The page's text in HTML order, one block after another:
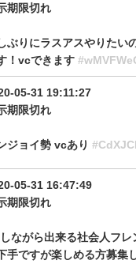
期限切れ
ぶりにラスアスやりたい
！vcできます
05-31 19:11:27
期限切れ
ジョイ勢 vcあり
05-31 16:47:49
期限切れ
ながら出来る社会人フレ
手ですが楽しめる方募集